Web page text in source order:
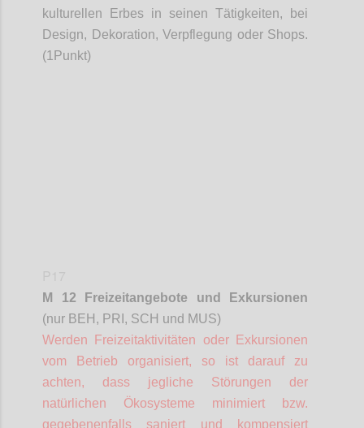
kulturellen Erbes in seinen Tätigkeiten, bei
Design, Dekoration, Verpflegung oder Shops.
(1 Punkt)
M 12 Freizeitangebote und Exkursionen
(nur BEH, PRI, SCH und MUS)
Werden Freizeitaktivitäten oder Exkursionen
vom Betrieb organisiert, so ist darauf zu
achten, dass jegliche Störungen der
natürlichen Ökosysteme minimiert bzw.
gegebenenfalls saniert und kompensiert